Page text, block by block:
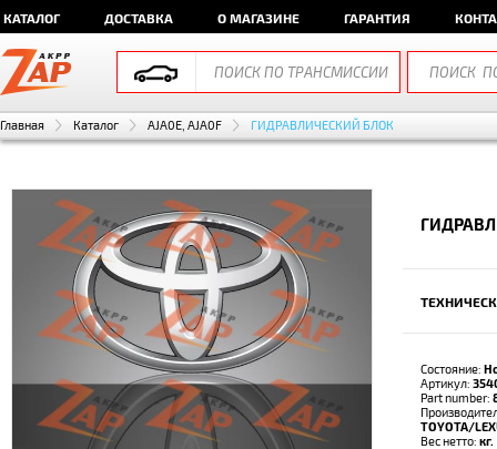
КАТАЛОГ ДОСТАВКА О МАГАЗИНЕ ГАРАНТИЯ
Главная Каталог AJA0E, AJA0F ГИДРАВЛИЧЕСКИЙ БЛОК
Состояние:
Артикул:
Part number:
TOYOTA/
Вес нетто: кг.